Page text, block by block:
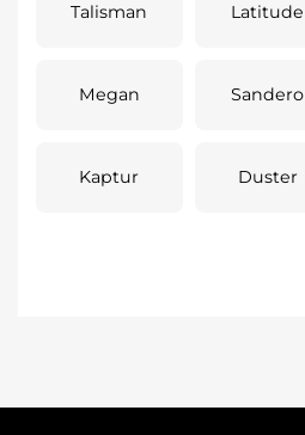
Talisman Latitude
Megan Sandero
Kaptur Duster